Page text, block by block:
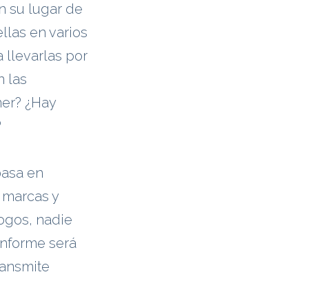
su lugar de
en varios
llevarlas por
las
¿Hay
en
y
nadie
será